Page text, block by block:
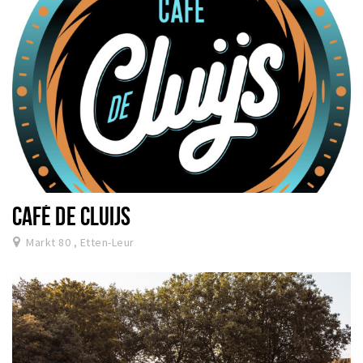
CAFÉ DE CLUIJS
Markt 80 , Etten-Leur